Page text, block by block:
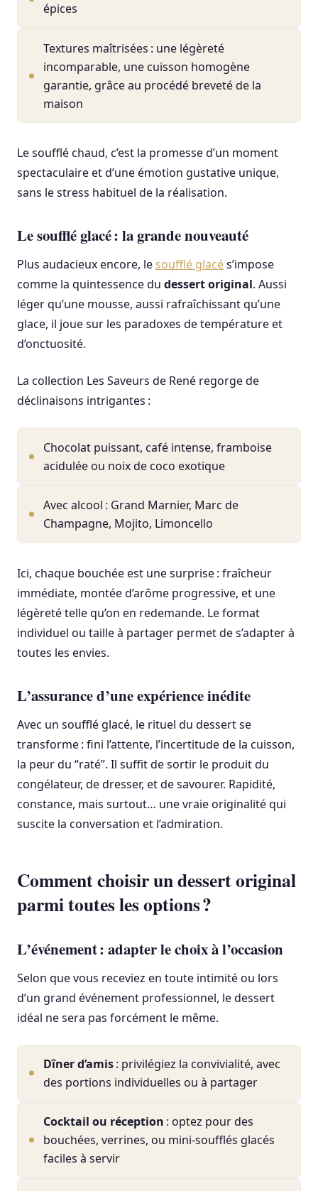
épices
Textures maîtrisées : une légèreté
incomparable, une cuisson homogène
garantie, grâce au procédé breveté de la
maison
Le soufflé chaud, c’est la promesse d’un moment
spectaculaire et d’une émotion gustative unique,
sans le stress habituel de la réalisation.
Le soufflé glacé : la grande nouveauté
Plus audacieux encore, lesoufflé glacés’impose
comme la quintessence du dessert original. Aussi
léger qu’une mousse, aussi rafraîchissant qu’une
glace, il joue sur les paradoxes de température et
d’onctuosité.
La collection Les Saveurs de René regorge de
déclinaisons intrigantes :
Chocolat puissant, café intense, framboise
acidulée ou noix de coco exotique
Avec alcool : Grand Marnier, Marc de
Champagne, Mojito, Limoncello
Ici, chaque bouchée est une surprise : fraîcheur
immédiate, montée d’arôme progressive, et une
légèreté telle qu’on en redemande. Le format
individuel ou taille à partager permet de s’adapter à
toutes les envies.
L’assurance d’une expérience inédite
Avec un soufflé glacé, le rituel du dessert se
transforme : fini l’attente, l’incertitude de la cuisson,
la peur du “raté”. Il suffit de sortir le produit du
congélateur, de dresser, et de savourer. Rapidité,
constance, mais surtout… une vraie originalité qui
suscite la conversation et l’admiration.
Comment choisir un dessert original
parmi toutes les options ?
L’événement : adapter le choix à l’occasion
Selon que vous receviez en toute intimité ou lors
d’un grand événement professionnel, le dessert
idéal ne sera pas forcément le même.
Dîner d’amis: privilégiez la convivialité, avec
des portions individuelles ou à partager
Cocktail ou réception : optez pour des
bouchées, verrines, ou mini-soufflés glacés
faciles à servir